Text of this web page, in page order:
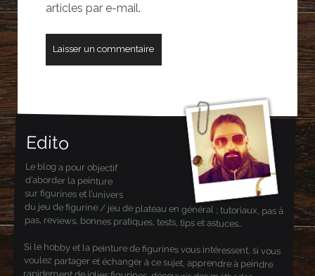
site
articles par e-mail.
Edito
Le blog a pour objectif
d’aborder la peinture
sur figurines et l’univers
du jeu de figurine / jeu de plateau en général ; tutoriaux, pas à
pas, reviews, bonnes pratiques, tests, tips et astuces…
Si le hobby et la peinture de figurines vous intéressent, si vous
voulez partager et échanger à ce sujet, apprendre à peindre
rapidement de jolies figurines, découvrir des méthodes